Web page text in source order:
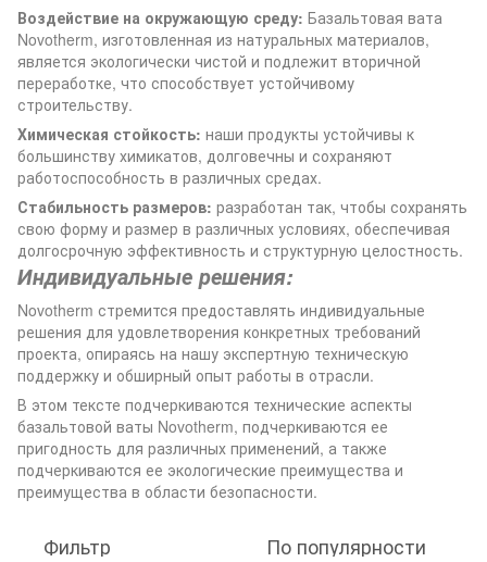
Воздействие на окружающую среду: Базальтовая вата
Novotherm, изготовленная из натуральных материалов,
является экологически чистой и подлежит вторичной
переработке, что способствует устойчивому
строительству.
Химическая стойкость: наши продукты устойчивы к
большинству химикатов, долговечны и сохраняют
работоспособность в различных средах.
Стабильность размеров: разработан так, чтобы сохранять
свою форму и размер в различных условиях, обеспечивая
долгосрочную эффективность и структурную целостность.
Индивидуальные решения:
Novotherm стремится предоставлять индивидуальные
решения для удовлетворения конкретных требований
проекта, опираясь на нашу экспертную техническую
поддержку и обширный опыт работы в отрасли.
В этом тексте подчеркиваются технические аспекты
базальтовой ваты Novotherm, подчеркиваются ее
пригодность для различных применений, а также
подчеркиваются ее экологические преимущества и
преимущества в области безопасности.
Фильтр По популярности